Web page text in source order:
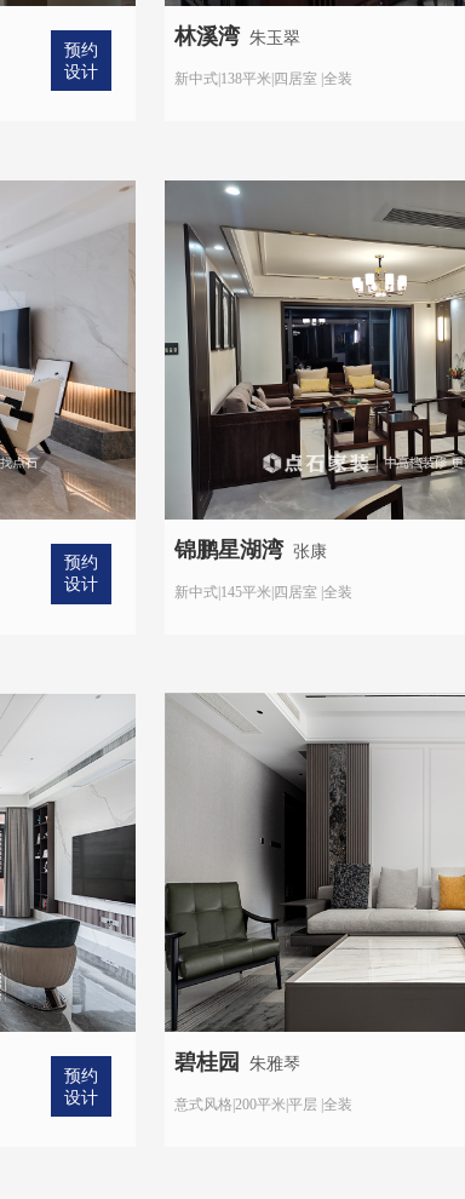
预约
设计
林溪湾朱玉翠
新中式|138平米|四居室 |全装
预约
设计
锦鹏星湖湾张康
新中式|145平米|四居室 |全装
预约
设计
碧桂园 朱雅琴
意式风格|200平米|平层 |全装